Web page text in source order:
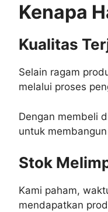
Kenapa
Kualitas
Selain ragam
melalui proses
Dengan membeli
untuk
Stok
Kami paham,
mendapatkan